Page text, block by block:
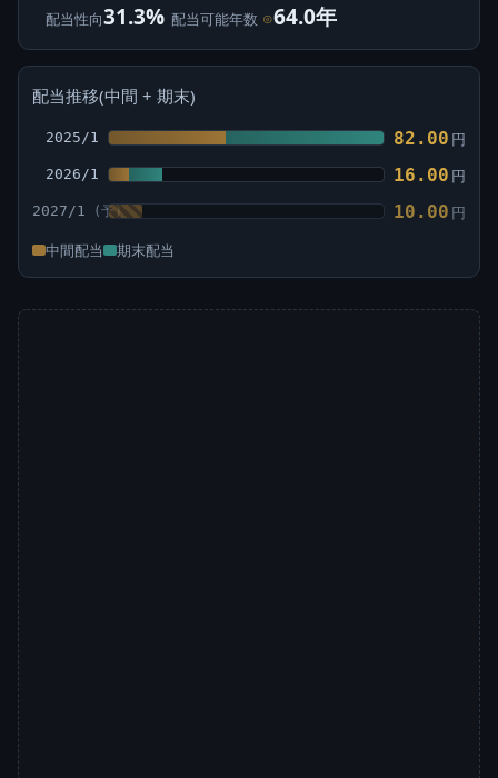
配当性向31.3% 配当可能年数 ⊙64.0年
配当推移(中間 + 期末)
2025/1 82.00 円
2026/1 16.00 円
2027/1 10.00 円
中間配当 期末配当